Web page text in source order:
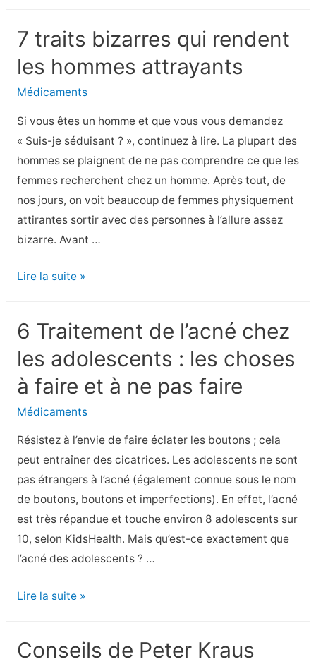
sur
le
Quand
faut-
il
s’en
inquiéter
?
7 traits bizarres qui rendent
les hommes attrayants
Médicaments
Si vous êtes un homme et que vous vous demandez
« Suis-je séduisant ? », continuez à lire. La plupart des
hommes se plaignent de ne pas comprendre ce que les
femmes recherchent chez un homme. Après tout, de
nos jours, on voit beaucoup de femmes physiquement
attirantes sortir avec des personnes à l’allure assez
bizarre. Avant …
7
qui
rendent
les
hommes
attrayants
Lire la suite »
6 Traitement de l’acné chez
les adolescents : les choses
à faire et à ne pas faire
Médicaments
Résistez à l’envie de faire éclater les boutons ; cela
peut entraîner des cicatrices. Les adolescents ne sont
pas étrangers à l’acné (également connue sous le nom
de boutons, boutons et imperfections). En effet, l’acné
est très répandue et touche environ 8 adolescents sur
10, selon KidsHealth. Mais qu’est-ce exactement que
l’acné des adolescents ? …
6
l’acné
Lire la suite »
Conseils de Peter Kraus